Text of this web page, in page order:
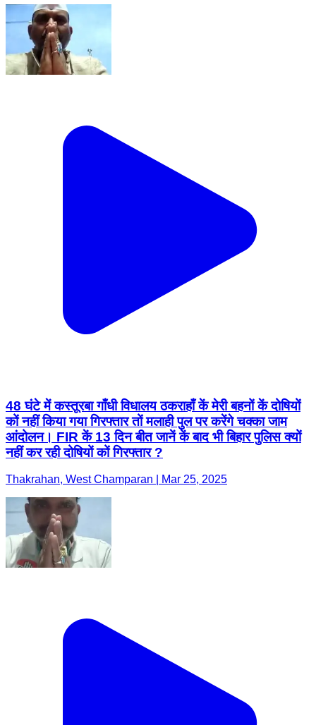
48 घंटे में कस्तूरबा गाँधी विधालय ठकराहाँ कें मेरी बहनों कें दोषियों
कों नहीं किया गया गिरफ्तार तों मलाही पुल पर करेंगे चक्का जाम
आंदोलन। FIR कें 13 दिन बीत जानें कें बाद भी बिहार पुलिस क्यों
नहीं कर रही दोषियों कों गिरफ्तार ?
Thakrahan, West Champaran | Mar 25, 2025